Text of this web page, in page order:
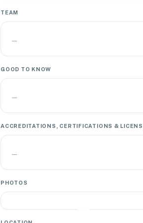
TEAM
—
GOOD TO KNOW
—
ACCREDITATIONS, CERTIFICATIONS &
—
PHOTOS